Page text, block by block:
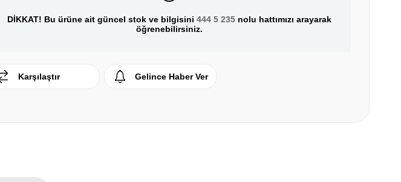
DİKKAT! Bu ürüne ait güncel stok ve bilgisini 444 5 235nolu hattımızı arayarak
öğrenebilirsiniz.
Karşılaştır Gelince Haber Ver